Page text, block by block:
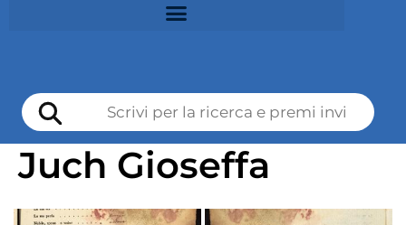
Juch Gioseffa